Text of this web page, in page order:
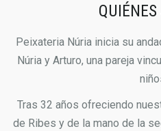
Peixateria Núria inicia su
Núria y Arturo, una pareja
Tras 32 años ofreciendo
de Ribes y de la mano de la